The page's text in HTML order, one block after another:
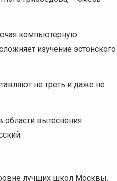
компьютерную
изучение эстонского
не треть и даже не
области вытеснения
лучших школ Москвы.